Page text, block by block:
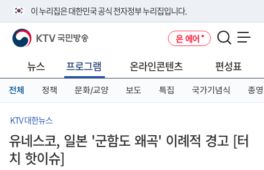
이 누리집은 대한민국 공식 전자정부 누리집입니다.
공식 누리집 주소 확인하기
니다.
이밖에 or.kr 또는 .kr등 다른 도메인 주소를 사용하고 있다면 아래 URL에
서 도메인 주소를 확인해 보세요
KTV 국민방송 온 에어
뉴스 프로그램 온라인콘텐츠 편성표
전체 정책 문화/교양 보도 특집 국가기념식 종영
KTV 대한뉴스
유네스코, 일본 '군함도 왜곡' 이례적 경고 [터
치 핫이슈]